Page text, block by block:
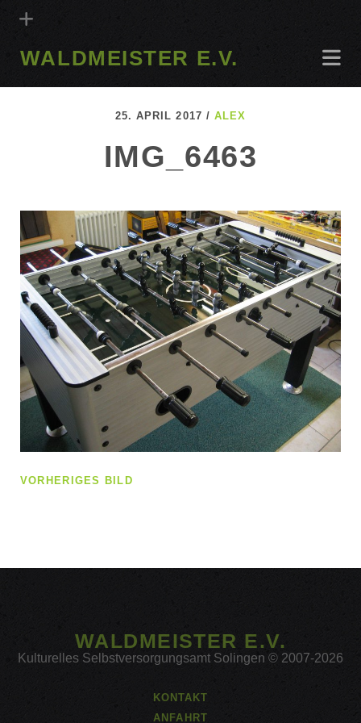
WALDMEISTER E.V.
25. APRIL 2017 / ALEX
IMG_6463
VORHERIGES BILD
WALDMEISTER E.V.
Kulturelles Selbstversorgungsamt Solingen © 2007-2026
KONTAKT
ANFAHRT